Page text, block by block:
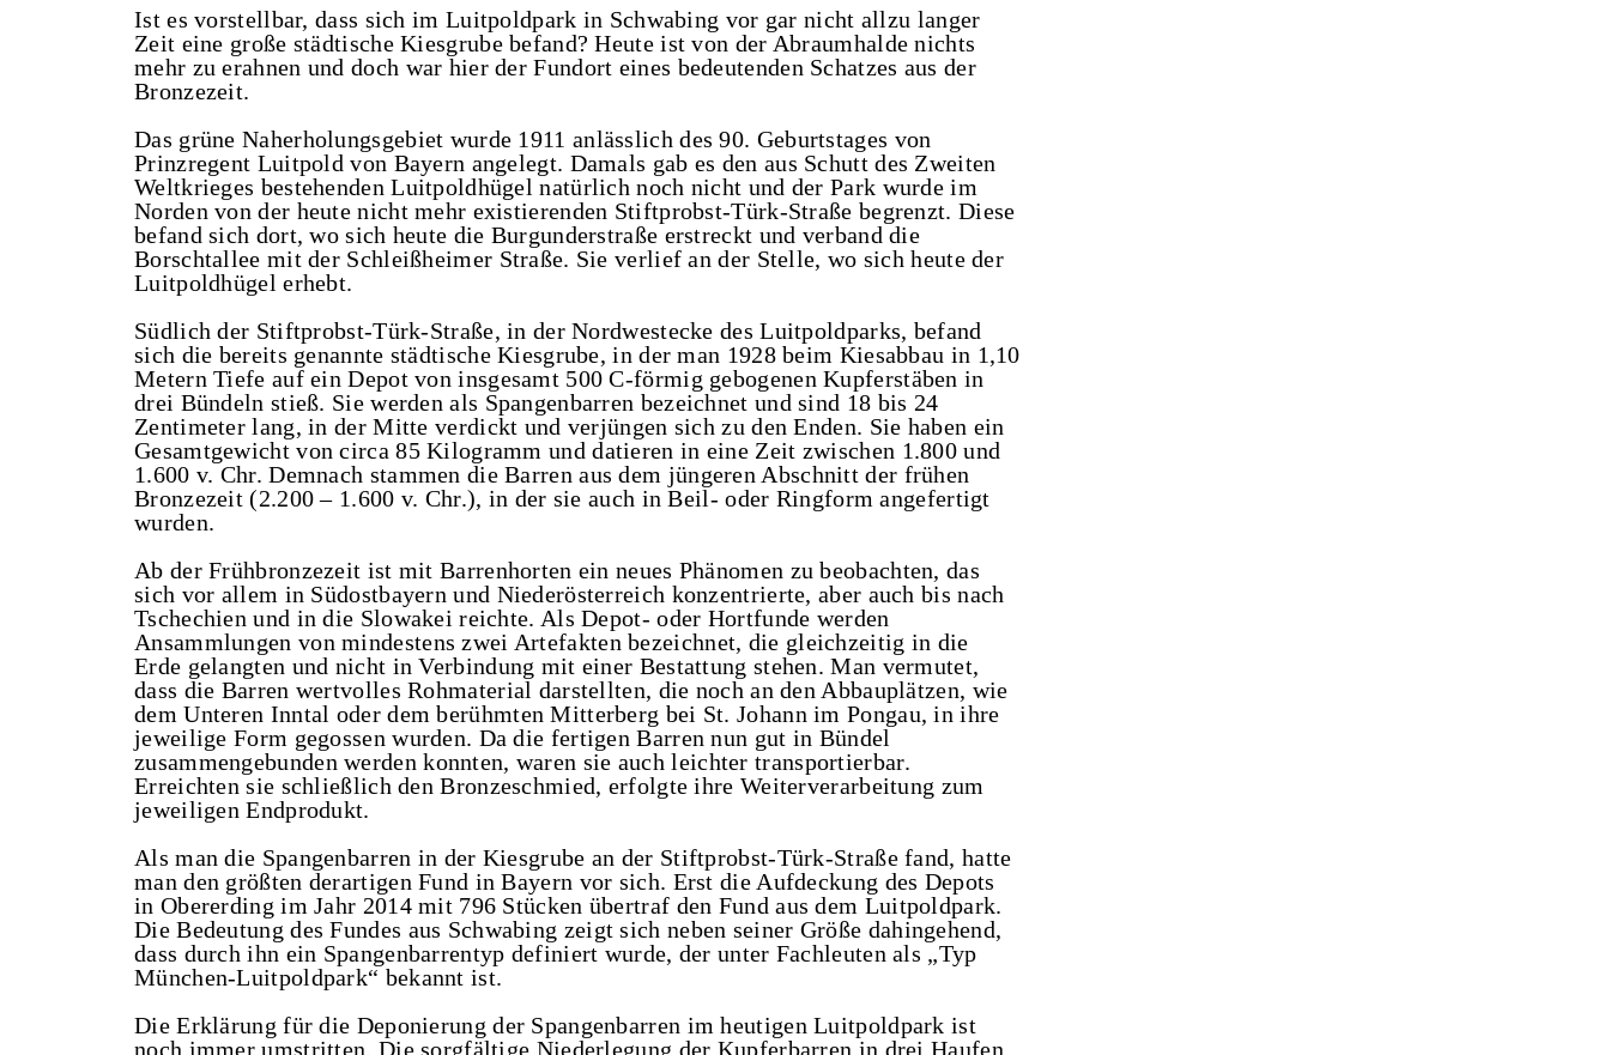
Ist es vorstellbar, dass sich im Luitpoldpark in Schwabing vor gar nicht allzu langer
Zeit eine große städtische Kiesgrube befand? Heute ist von der Abraumhalde nichts
mehr zu erahnen und doch war hier der Fundort eines bedeutenden Schatzes aus der
Bronzezeit.
Das grüne Naherholungsgebiet wurde 1911 anlässlich des 90. Geburtstages von
Prinzregent Luitpold von Bayern angelegt. Damals gab es den aus Schutt des Zweiten
Weltkrieges bestehenden Luitpoldhügel natürlich noch nicht und der Park wurde im
Norden von der heute nicht mehr existierenden Stiftprobst-Türk-Straße begrenzt. Diese
befand sich dort, wo sich heute die Burgunderstraße erstreckt und verband die
Borschtallee mit der Schleißheimer Straße. Sie verlief an der Stelle, wo sich heute der
Luitpoldhügel erhebt.
Südlich der Stiftprobst-Türk-Straße, in der Nordwestecke des Luitpoldparks, befand
sich die bereits genannte städtische Kiesgrube, in der man 1928 beim Kiesabbau in 1,10
Metern Tiefe auf ein Depot von insgesamt 500 C-förmig gebogenen Kupferstäben in
drei Bündeln stieß. Sie werden als Spangenbarren bezeichnet und sind 18 bis 24
Zentimeter lang, in der Mitte verdickt und verjüngen sich zu den Enden. Sie haben ein
Gesamtgewicht von circa 85 Kilogramm und datieren in eine Zeit zwischen 1.800 und
1.600 v. Chr. Demnach stammen die Barren aus dem jüngeren Abschnitt der frühen
Bronzezeit (2.200 – 1.600 v. Chr.), in der sie auch in Beil- oder Ringform angefertigt
wurden.
Ab der Frühbronzezeit ist mit Barrenhorten ein neues Phänomen zu beobachten, das
sich vor allem in Südostbayern und Niederösterreich konzentrierte, aber auch bis nach
Tschechien und in die Slowakei reichte. Als Depot- oder Hortfunde werden
Ansammlungen von mindestens zwei Artefakten bezeichnet, die gleichzeitig in die
Erde gelangten und nicht in Verbindung mit einer Bestattung stehen. Man vermutet,
dass die Barren wertvolles Rohmaterial darstellten, die noch an den Abbauplätzen, wie
dem Unteren Inntal oder dem berühmten Mitterberg bei St. Johann im Pongau, in ihre
jeweilige Form gegossen wurden. Da die fertigen Barren nun gut in Bündel
zusammengebunden werden konnten, waren sie auch leichter transportierbar.
Erreichten sie schließlich den Bronzeschmied, erfolgte ihre Weiterverarbeitung zum
jeweiligen Endprodukt.
Als man die Spangenbarren in der Kiesgrube an der Stiftprobst-Türk-Straße fand, hatte
man den größten derartigen Fund in Bayern vor sich. Erst die Aufdeckung des Depots
in Obererding im Jahr 2014 mit 796 Stücken übertraf den Fund aus dem Luitpoldpark.
Die Bedeutung des Fundes aus Schwabing zeigt sich neben seiner Größe dahingehend,
dass durch ihn ein Spangenbarrentyp definiert wurde, der unter Fachleuten als „Typ
München-Luitpoldpark“ bekannt ist.
Die Erklärung für die Deponierung der Spangenbarren im heutigen Luitpoldpark ist
noch immer umstritten. Die sorgfältige Niederlegung der Kupferbarren in drei Haufen